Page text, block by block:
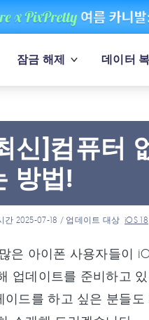
잠금 해제 데이터
신]컴퓨터
방법!
간 2025-07-18 / 업데이트 대상iOS 18
은 아이폰 사용자들이
업데이트를 준비하고
이드를 하고 싶은 분들